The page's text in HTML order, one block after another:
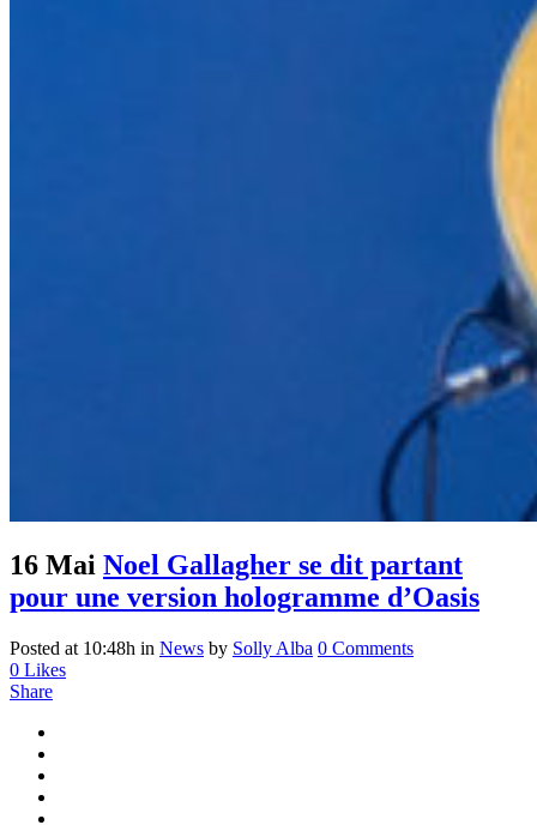
16 Mai Noel Gallagher se dit partant
pour une version hologramme d’Oasis
Posted at 10:48h in News by Solly Alba 0 Comments
0 Likes
Share